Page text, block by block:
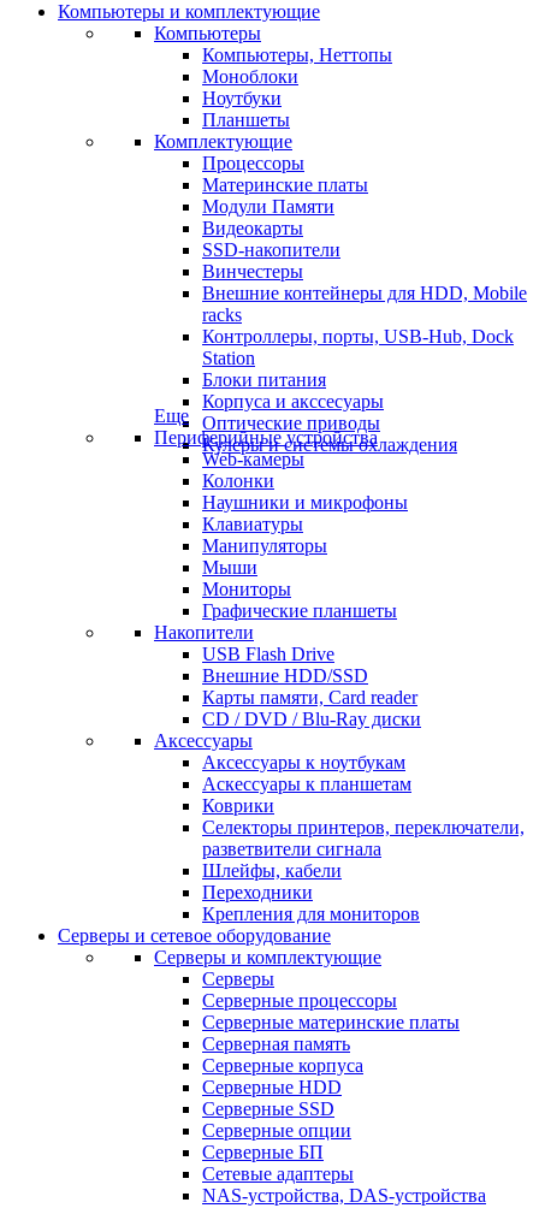
Компьютеры и комплектующие
Компьютеры
Компьютеры, Неттопы
Моноблоки
Ноутбуки
Планшеты
Комплектующие
Процессоры
Материнские платы
Модули Памяти
Видеокарты
SSD-накопители
Винчестеры
Внешние контейнеры для HDD, Mobile
racks
Контроллеры, порты, USB-Hub, Dock
Station
Блоки питания
Корпуса и акссесуары
Оптические приводы
Кулеры и системы охлаждения
Еще
Периферийные устройства
Web-камеры
Колонки
Наушники и микрофоны
Клавиатуры
Манипуляторы
Мыши
Мониторы
Графические планшеты
Накопители
USB Flash Drive
Внешние HDD/SSD
Карты памяти, Card reader
CD / DVD / Blu-Ray диски
Аксессуары
Аксессуары к ноутбукам
Аскессуары к планшетам
Коврики
Селекторы принтеров, переключатели,
разветвители сигнала
Шлейфы, кабели
Переходники
Крепления для мониторов
Серверы и сетевое оборудование
Серверы и комплектующие
Серверы
Серверные процессоры
Серверные материнские платы
Серверная память
Серверные корпуса
Серверные HDD
Серверные SSD
Серверные опции
Серверные БП
Сетевые адаптеры
NAS-устройства, DAS-устройства